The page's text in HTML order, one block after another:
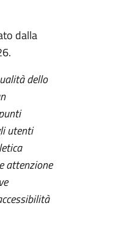
dalla
dello
utenti
attenzione